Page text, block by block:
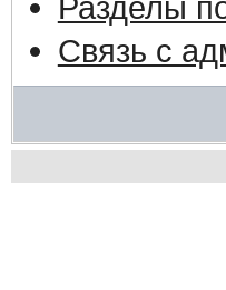
Связь с